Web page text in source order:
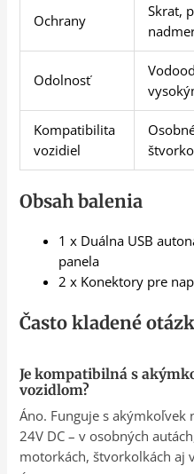
Ochrany
Skrat,
Odolnosť
Kompatibilita
vozidiel
Obsah balenia
1 x Duálna USB
panela
2 x Konektory pre
Často kladené
Je kompatibilná s
vozidlom?
Áno. Funguje s akýmkoľvek
24V DC – v osobných
motorkách, štvorkolkách aj